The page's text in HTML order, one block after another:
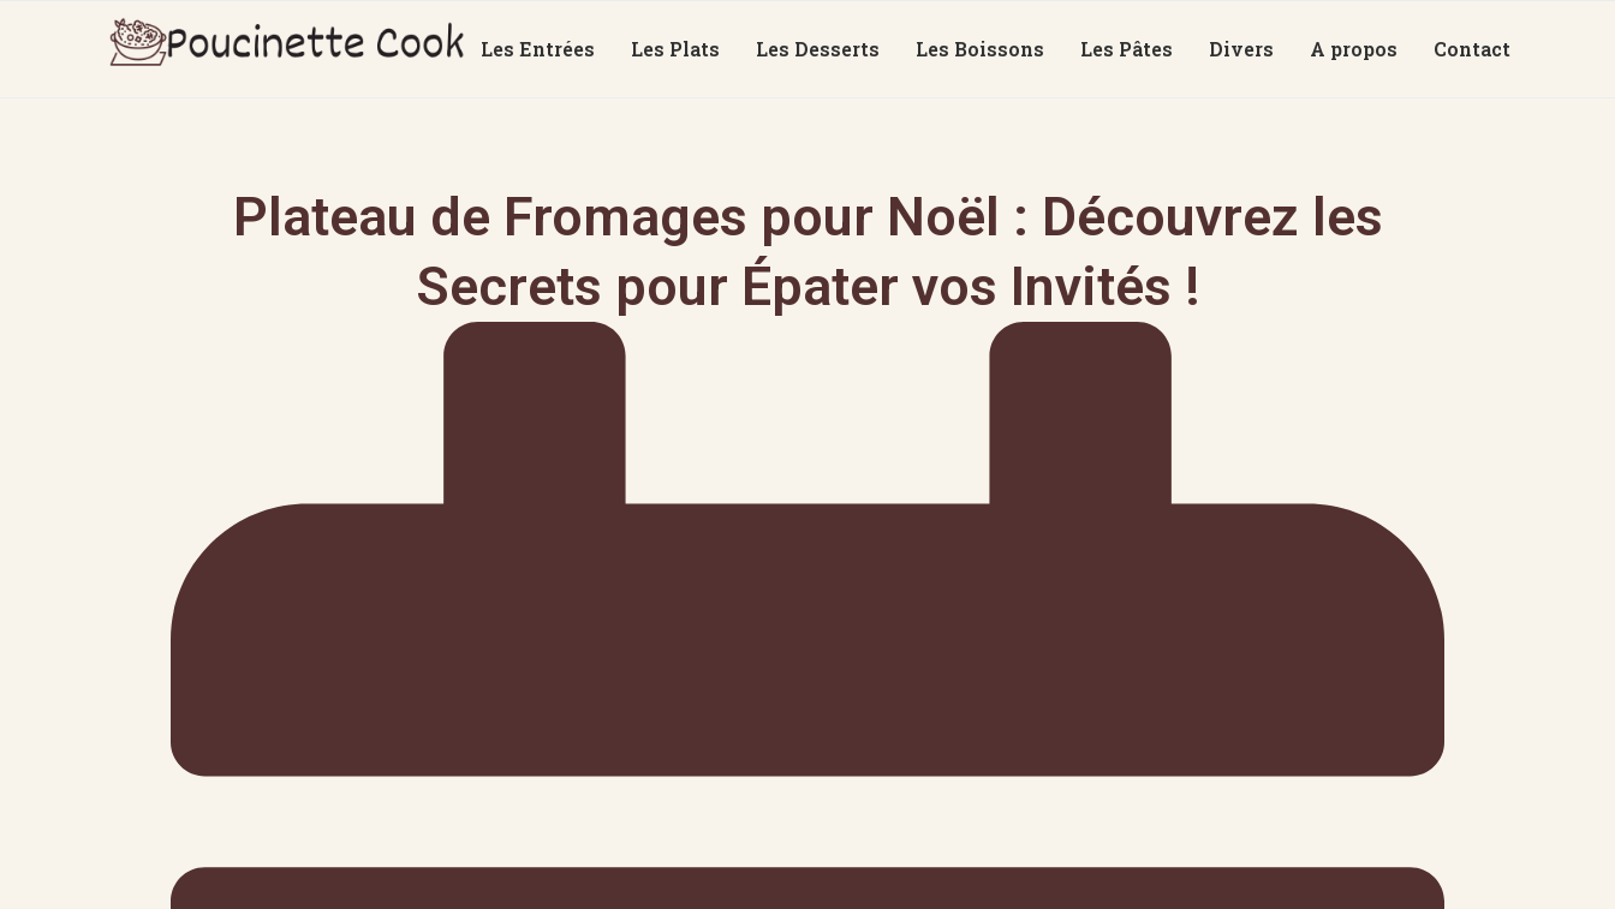
Les Entrées Les Plats Les Desserts Les Boissons Les Pâtes Divers A propos Contact
Plateau de Fromages pour Noël : Découvrez les
Secrets pour Épater vos Invités !